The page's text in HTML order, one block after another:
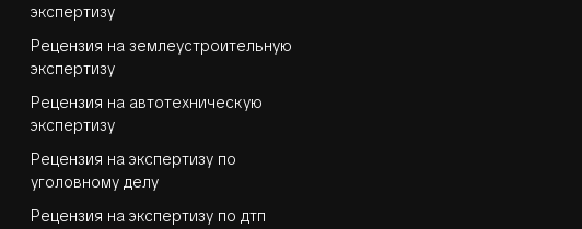
экспертизу
Рецензия на землеустроительную
экспертизу
Рецензия на автотехническую
экспертизу
Рецензия на экспертизу по
уголовному делу
Рецензия на экспертизу по дтп